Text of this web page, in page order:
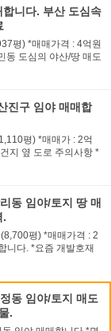
니다. 부산 도심속
평) *매매가격 : 4억원
동 도심의 야산/땅 매도
항 *직거래 계약은 당
받은 참고용...
진구 임야 매매합
평) *매매가 : 2억
지 옆 도로 주의사항 *
거래에 신중을 기하시
,도용,재게시를 금...
동 임야/토지 땅 매
.
평) *매매가격 : 2
니다. *요즘 개발호재
서부권 개발 계획
다. *해당 임야는 밀...
동 임야/토지 매도
.